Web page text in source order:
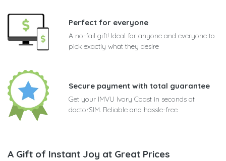
Perfect for everyone
A no-fail gift! Ideal for anyone and everyone to
pick exactly what they desire
Secure payment with total guarantee
Get your IMVU Ivory Coast in seconds at
doctorSIM. Reliable and hassle-free
A Gift of Instant Joy at Great Prices